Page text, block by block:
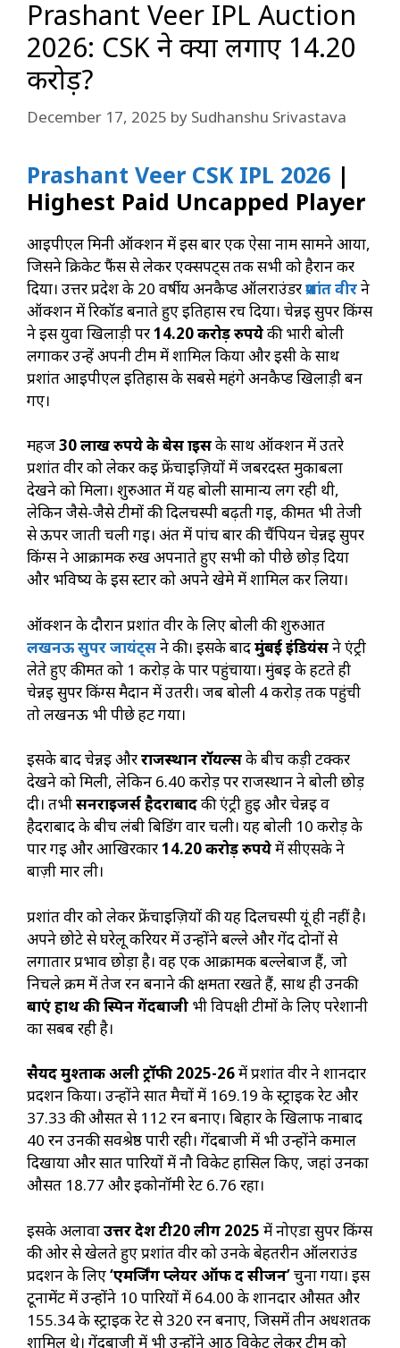
Prashant Veer IPL Auction
2026: CSK ने क्यों लगाए 14.20
करोड़?
December 17, 2025 by Sudhanshu Srivastava
Prashant Veer CSK IPL 2026 |
Highest Paid Uncapped Player
आईपीएल मिनी ऑक्शन में इस बार एक ऐसा नाम सामने आया,
जिसने क्रिकेट फैंस से लेकर एक्सपर्ट्स तक सभी को हैरान कर
दिया। उत्तर प्रदेश के 20 वर्षीय अनकैप्ड ऑलराउंडरप्रशांत वीरने
ऑक्शन में रिकॉर्ड बनाते हुए इतिहास रच दिया। चेन्नई सुपर किंग्स
ने इस युवा खिलाड़ी पर14.20 करोड़ रुपयेकी भारी बोली
लगाकर उन्हें अपनी टीम में शामिल किया और इसी के साथ
प्रशांत आईपीएल इतिहास के सबसे महंगे अनकैप्ड खिलाड़ी बन
गए।
महज30 लाख रुपये के बेस प्राइसके साथ ऑक्शन में उतरे
प्रशांत वीर को लेकर कई फ्रेंचाइज़ियों में जबरदस्त मुकाबला
देखने को मिला। शुरुआत में यह बोली सामान्य लग रही थी,
लेकिन जैसे-जैसे टीमों की दिलचस्पी बढ़ती गई, कीमत भी तेजी
से ऊपर जाती चली गई। अंत में पांच बार की चैंपियन चेन्नई सुपर
किंग्स ने आक्रामक रुख अपनाते हुए सभी को पीछे छोड़ दिया
और भविष्य के इस स्टार को अपने खेमे में शामिल कर लिया।
ऑक्शन के दौरान प्रशांत वीर के लिए बोली की शुरुआत
लखनऊ सुपर जायंट्सने की। इसके बादमुंबई इंडियंसने एंट्री
लेते हुए कीमत को 1 करोड़ के पार पहुंचाया। मुंबई के हटते ही
चेन्नई सुपर किंग्स मैदान में उतरी। जब बोली 4 करोड़ तक पहुंची
तो लखनऊ भी पीछे हट गया।
इसके बाद चेन्नई औरराजस्थान रॉयल्सके बीच कड़ी टक्कर
देखने को मिली, लेकिन 6.40 करोड़ पर राजस्थान ने बोली छोड़
दी। तभीसनराइजर्स हैदराबादकी एंट्री हुई और चेन्नई व
हैदराबाद के बीच लंबी बिडिंग वार चली। यह बोली 10 करोड़ के
पार गई और आखिरकार14.20 करोड़ रुपयेमें सीएसके ने
बाज़ी मार ली।
प्रशांत वीर को लेकर फ्रेंचाइज़ियों की यह दिलचस्पी यूं ही नहीं है।
अपने छोटे से घरेलू करियर में उन्होंने बल्ले और गेंद दोनों से
लगातार प्रभाव छोड़ा है। वह एक आक्रामक बल्लेबाज हैं, जो
निचले क्रम में तेज रन बनाने की क्षमता रखते हैं, साथ ही उनकी
बाएं हाथ की स्पिन गेंदबाजी भी विपक्षी टीमों के लिए परेशानी
का सबब रही है।
सैयद मुश्ताक अली ट्रॉफी 2025-26में प्रशांत वीर ने शानदार
प्रदर्शन किया। उन्होंने सात मैचों में 169.19 के स्ट्राइक रेट और
37.33 की औसत से 112 रन बनाए। बिहार के खिलाफ नाबाद
40 रन उनकी सर्वश्रेष्ठ पारी रही। गेंदबाजी में भी उन्होंने कमाल
दिखाया और सात पारियों में नौ विकेट हासिल किए, जहां उनका
औसत 18.77 और इकोनॉमी रेट 6.76 रहा।
इसके अलावाउत्तर प्रदेश टी20 लीग 2025 में नोएडा सुपर किंग्स
की ओर से खेलते हुए प्रशांत वीर को उनके बेहतरीन ऑलराउंड
प्रदर्शन के लिए‘एमर्जिंग प्लेयर ऑफ द सीजन’चुना गया। इस
टूर्नामेंट में उन्होंने 10 पारियों में 64.00 के शानदार औसत और
155.34 के स्ट्राइक रेट से 320 रन बनाए, जिसमें तीन अर्धशतक
शामिल थे। गेंदबाजी में भी उन्होंने आठ विकेट लेकर टीम को